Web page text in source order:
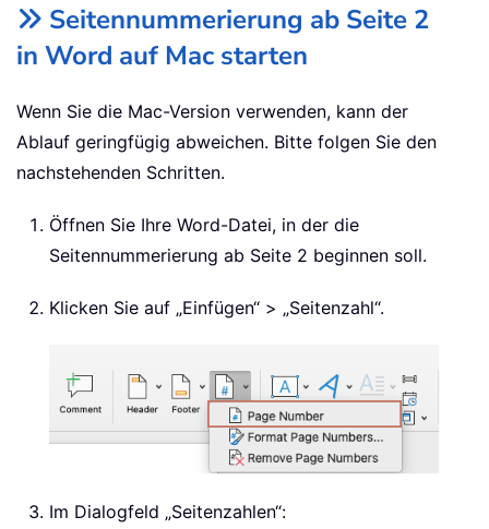
Seitennummerierung ab Seite 2
in Word auf Mac starten
Wenn Sie die Mac-Version verwenden, kann der
Ablauf geringfügig abweichen. Bitte folgen Sie den
nachstehenden Schritten.
Öffnen Sie Ihre Word-Datei, in der die
Seitennummerierung ab Seite 2 beginnen soll.
Klicken Sie auf „Einfügen“ > „Seitenzahl“.
Im Dialogfeld „Seitenzahlen“: